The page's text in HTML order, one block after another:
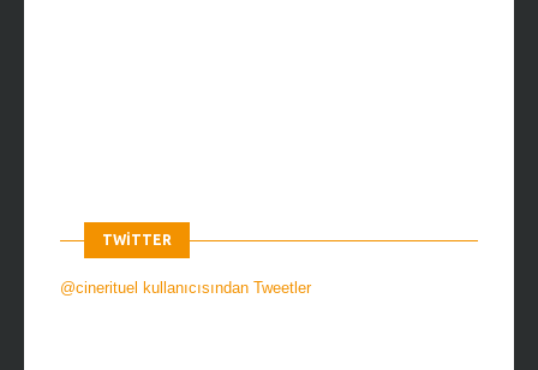
TWITTER
@cinerituel kullanıcısından Tweetler